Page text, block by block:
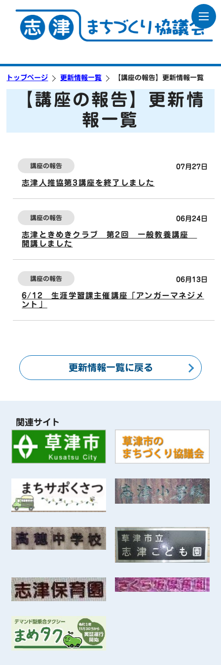
トップページ 更新情報一覧 【講座の報告】更新情報一覧
【講座の報告】更新情
報一覧
07月27日
講座の報告
志津人推協第3講座を終了しました
06月24日
講座の報告
志津ときめきクラブ 第2回 一般教養講座
開講しました
06月13日
講座の報告
6/12 生涯学習課主催講座「アンガーマネジメ
ント」
更新情報一覧に戻る
関連サイト